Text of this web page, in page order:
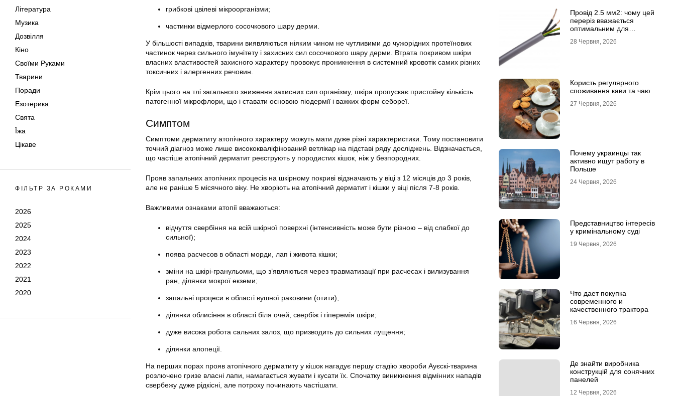
Література
Музика
Дозвілля
Кіно
Своїми Руками
Тварини
Поради
Езотерика
Свята
Їжа
Цікаве
ФІЛЬТР ЗА РОКАМИ
2026
2025
2024
2023
2022
2021
2020
грибкові цвілеві мікроорганізми;
частинки відмерлого сосочкового шару дерми.
У більшості випадків, тварини виявляються ніяким чином не чутливими до чужорідних протеїнових
частинок через сильного імунітету і захисних сил сосочкового шару дерми. Втрата покривом шкіри
власних властивостей захисного характеру провокує проникнення в системний кровотік самих різних
токсичних і алергенних речовин.
Крім цього на тлі загального зниження захисних сил організму, шкіра пропускає пристойну кількість
патогенної мікрофлори, що і ставати основою піодермії і важких форм себореї.
Симптом
Симптоми дерматиту атопічного характеру можуть мати дуже різні характеристики. Тому постановити
точний діагноз може лише висококваліфікований ветлікар на підставі ряду досліджень. Відзначається,
що частіше атопічний дерматит реєструють у породистих кішок, ніж у безпородних.
Прояв запальних атопічних процесів на шкірному покриві відзначають у віці з 12 місяців до 3 років,
але не раніше 5 місячного віку. Не хворіють на атопічний дерматит і кішки у віці після 7-8 років.
Важливими ознаками атопії вважаються:
відчуття свербіння на всій шкірної поверхні (інтенсивність може бути різною – від слабкої до
сильної);
поява расчесов в області морди, лап і живота кішки;
зміни на шкірі-гранульоми, що з’являються через травматизації при расчесах і вилизування
ран, ділянки мокрої екземи;
запальні процеси в області вушної раковини (отити);
ділянки облисіння в області біля очей, свербіж і гіперемія шкіри;
дуже висока робота сальних залоз, що призводить до сильних лущення;
ділянки алопеції.
На перших порах прояв атопічного дерматиту у кішок нагадує першу стадію хвороби Ауєскі-тварина
розлючено гризе власні лапи, намагається жувати і кусати їх. Спочатку виникнення відмінних нападів
свербежу дуже рідкісні, але потроху починають частішати.
Провід 2.5 мм2: чому цей
переріз вважається
оптимальним для
28 Червня, 2026
Користь регулярного
споживання кави та чаю
27 Червня, 2026
Почему украинцы так
активно ищут работу в
Польше
24 Червня, 2026
Представництво інтересів
у кримінальному суді
19 Червня, 2026
Что дает покупка
современного и
качественного трактора
16 Червня, 2026
Де знайти виробника
конструкцій для сонячних
панелей
12 Червня, 2026